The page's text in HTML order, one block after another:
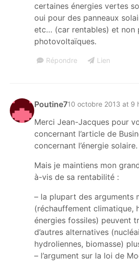
certaines énergies vertes
oui pour des panneaux
etc… (car rentables) et non
photovoltaïques.
Répondre Lien
Poutine710 octobre 2013 at 9
Merci Jean-Jacques pour
concernant l’article de
concernant l’énergie solaire.
Mais je maintiens mon
à-vis de sa rentabilité :
– la plupart des arguments
(réchauffement climatique,
énergies fossiles) peuvent
d’autres alternatives
hydroliennes, biomasse)
– l’argument sur la loi de